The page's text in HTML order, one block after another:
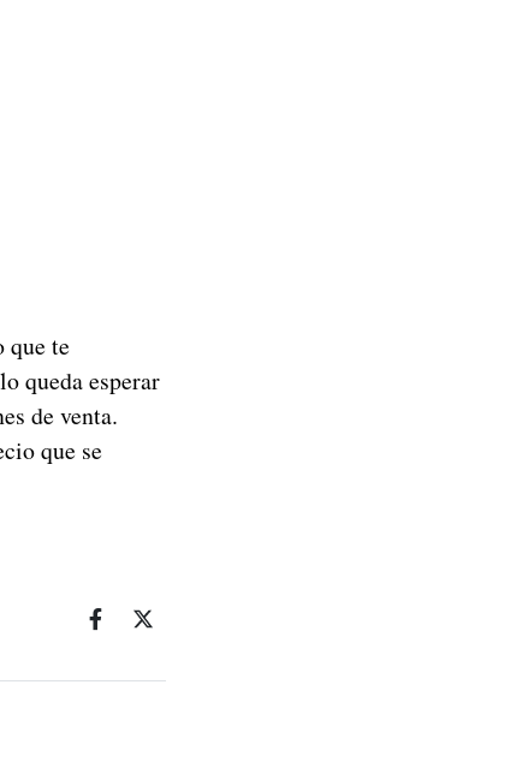
que te
queda esperar
de venta.
que se